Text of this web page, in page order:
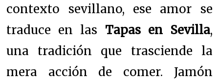
contexto sevillano, ese amor se
traduce en las Tapas en Sevilla,
una tradición que trasciende la
mera acción de comer. Jamón